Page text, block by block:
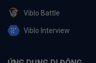
Viblo Battle
Viblo Interview